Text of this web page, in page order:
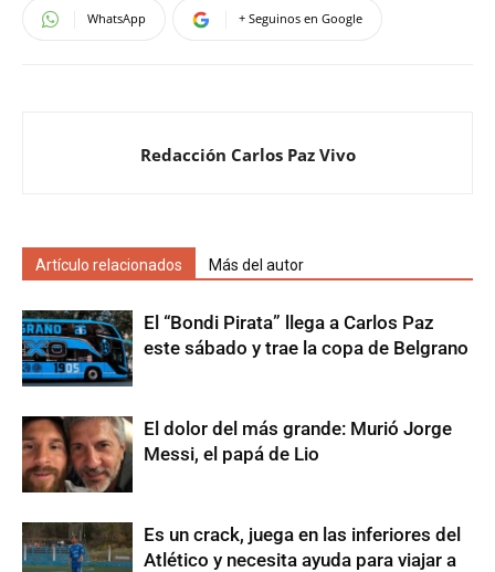
WhatsApp + Seguinos en Google
Redacción Carlos Paz Vivo
Artículo relacionados Más del autor
El “Bondi Pirata” llega a Carlos Paz
este sábado y trae la copa de Belgrano
El dolor del más grande: Murió Jorge
Messi, el papá de Lio
Es un crack, juega en las inferiores del
Atlético y necesita ayuda para viajar a